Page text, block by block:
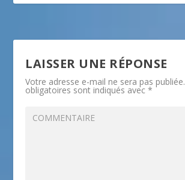
LAISSER UNE RÉPONSE
Votre adresse e-mail ne sera pas publiée.
obligatoires sont indiqués avec*